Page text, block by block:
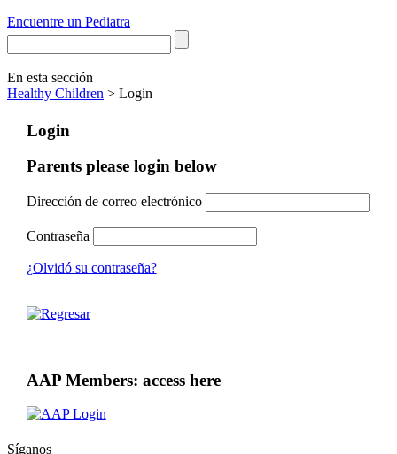
Encuentre un Pediatra
En esta sección
Healthy Children > Login
Login
Parents please login below
Dirección de correo electrónico
Contraseña
¿Olvidó su contraseña?
AAP Members: access here
Síganos